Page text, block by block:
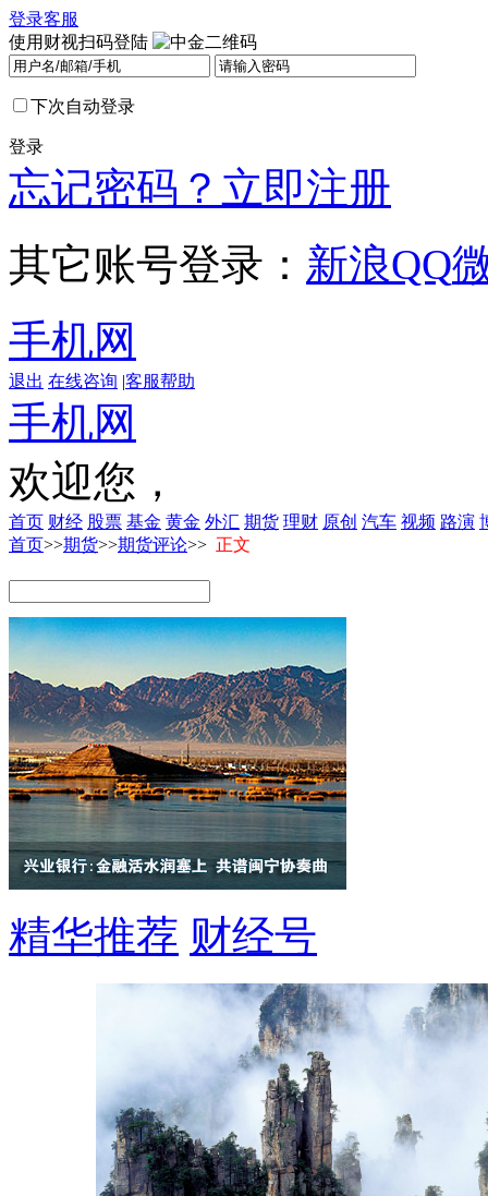
登录客服
使用财视扫码登陆
下次自动登录
登录
忘记密码？ 立即注册
其它账号登录： 新浪QQ
手机网
退出 在线咨询 |客服帮助
手机网
欢迎您，
首页 财经 股票 基金 黄金 外汇 期货 理财 原创 汽车 视频 路演
首页>>期货>>期货评论>> 正文
精华推荐 财经号